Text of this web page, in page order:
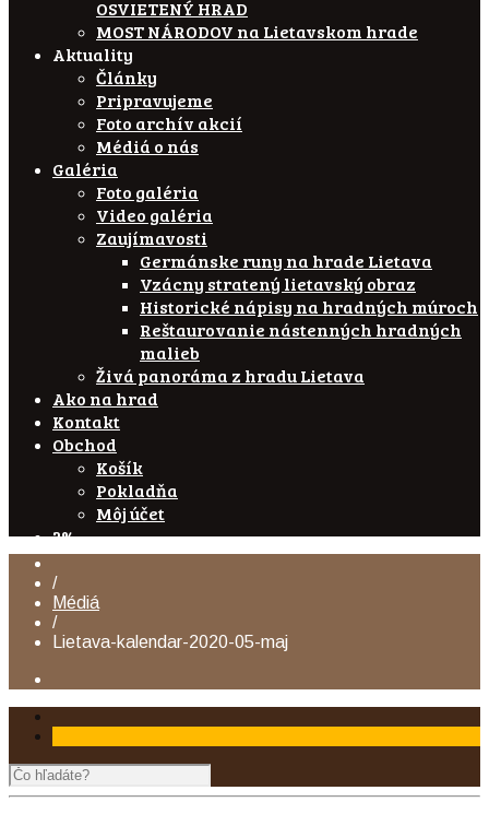
OSVIETENÝ HRAD
MOST NÁRODOV na Lietavskom hrade
Aktuality
Články
Pripravujeme
Foto archív akcií
Médiá o nás
Galéria
Foto galéria
Video galéria
Zaujímavosti
Germánske runy na hrade Lietava
Vzácny stratený lietavský obraz
Historické nápisy na hradných múroch
Reštaurovanie nástenných hradných
malieb
Živá panoráma z hradu Lietava
Ako na hrad
Kontakt
Obchod
Košík
Pokladňa
Môj účet
2%
/
Médiá
/
Lietava-kalendar-2020-05-maj